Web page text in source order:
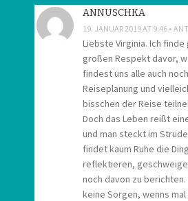
ANNUSCHKA
19. JANUAR 2019 AT 9:46
Liebste Virginia. Ich
großen Respekt davor,
findest uns alle auch
Reiseplanung und
bisschen der Reise
Doch das Leben reißt
und man steckt im
findet kaum Ruhe die
reflektieren, geschweige
noch davon zu
keine Sorgen, wenns